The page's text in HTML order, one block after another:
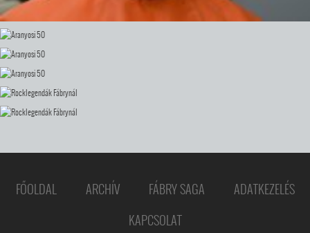
FŐOLDAL ARCHÍV FÁBRY SAGA
ADATKEZELÉS
KAPCSOLAT